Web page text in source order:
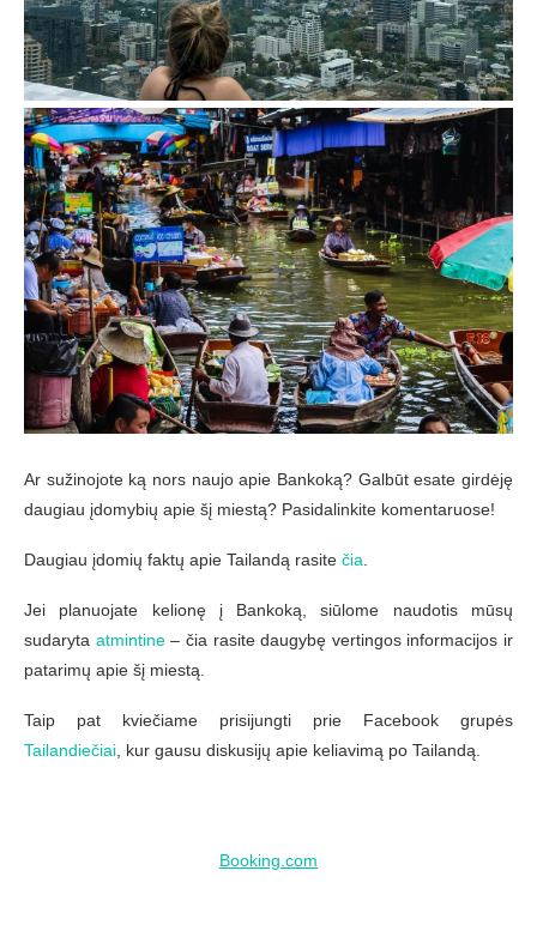
Ar sužinojote ką nors naujo apie Bankoką? Galbūt esate girdėję
daugiau įdomybių apie šį miestą? Pasidalinkite komentaruose!
Daugiau įdomių faktų apie Tailandą rasite čia.
Jei planuojate kelionę į Bankoką, siūlome naudotis mūsų
sudaryta atmintine– čia rasite daugybę vertingos informacijos ir
patarimų apie šį miestą.
Taip pat kviečiame prisijungti prie Facebook grupės
Tailandiečiai, kur gausu diskusijų apie keliavimą po Tailandą.
Booking.com